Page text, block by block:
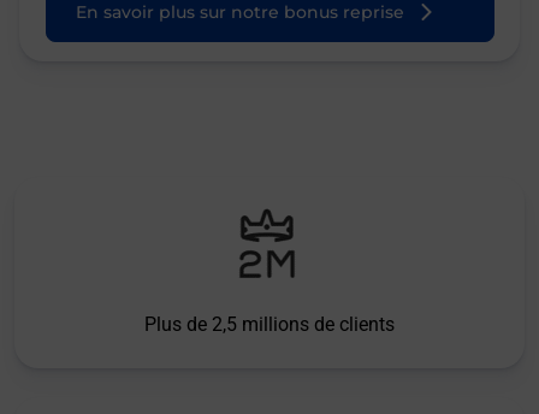
En savoir plus sur notre bonus reprise
Plus de 2,5 millions de clients